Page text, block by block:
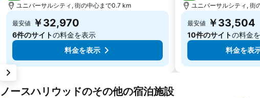
ユニバーサルシティ, 街の中心まで0.7 km
最安値 ￥32,970
6件のサイトの料金を表示
料金を表示
ユニバーサルシティ, 街
最安値 ￥33,504
10件のサイトの料金
料金を表
ノースハリウッドのその他の宿泊施設